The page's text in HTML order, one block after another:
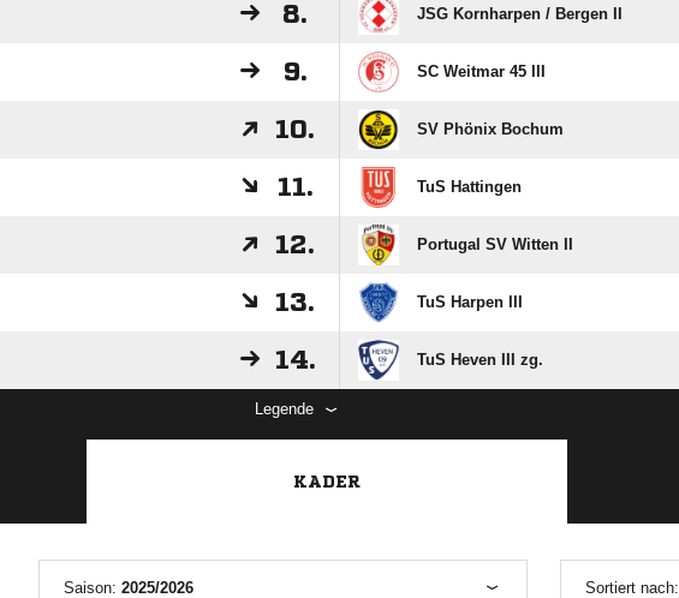
8. JSG Kornharpen /​ Bergen II
9. SC Weitmar 45 III
10. SV Phönix Bochum
11. TuS Hattingen
12. Portugal SV Witten II
13. TuS Harpen III
14. TuS Heven III zg.
Legende
KADER
Saison: 2025/2026 Sortiert nach: